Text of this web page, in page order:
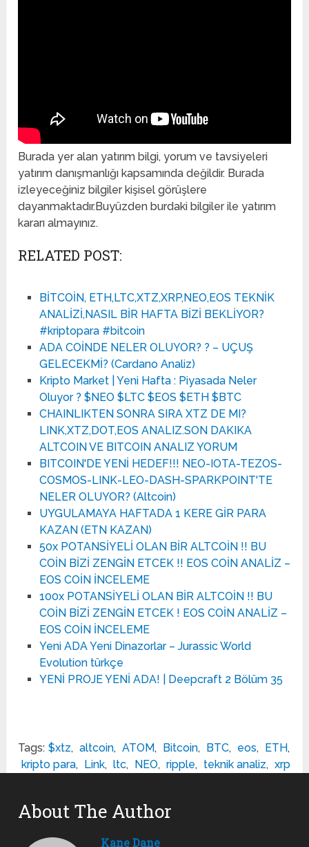
Burada yer alan yatırım bilgi, yorum ve tavsiyeleri
yatırım danışmanlığı kapsamında değildir. Burada
izleyeceğiniz bilgiler kişisel görüşlere
dayanmaktadır.Buyüzden burdaki bilgiler ile yatırım
kararı almayınız.
RELATED POST:
BİTCOİN, ETH,LTC,XTZ,XRP,NEO,EOS TEKNİK
ANALİZİ,NASIL BİR HAFTA BİZİ BEKLİYOR?
#kriptopara #bitcoin
ADA COİNDE NELER OLUYOR? ? – UÇUŞ
GELECEKMİ? (Cardano Analiz)
Kripto Market | Yeni Hafta : Piyasada Neler
Oluyor ? $NEO $LTC $EOS $ETH $BTC
CHAINLIKTEN SONRA SIRA XTZ DE MI?
LINK,XTZ,DOT,EOS ANALIZ.SON DAKIKA
ALTCOIN VE BITCOIN ANALIZ YORUM
BITCOIN'DE YENİ HEDEF!!! NEO-IOTA-TEZOS-
COSMOS-LINK-LEO-DASH-SPARKPOINT'TE
NELER OLUYOR? (Altcoin)
UYGULAMAYA HAFTADA 1 KERE GİR PARA
KAZAN (ETN KAZAN)
50x POTANSİYELİ OLAN BİR ALTCOİN !! BU
COİN BİZİ ZENGİN ETCEK !! EOS COİN ANALİZ –
EOS COİN İNCELEME
100x POTANSİYELİ OLAN BİR ALTCOİN !! BU
COİN BİZİ ZENGİN ETCEK ! EOS COİN ANALİZ –
EOS COİN İNCELEME
Yeni ADA Yeni Dinazorlar – Jurassic World
Evolution türkçe
YENİ PROJE YENİ ADA! | Deepcraft 2 Bölüm 35
Tags: $xtz, altcoin, ATOM, Bitcoin, BTC, eos, ETH,
kripto para, Link, ltc, NEO, ripple, teknik analiz, xrp
About The Author
Kane Dane